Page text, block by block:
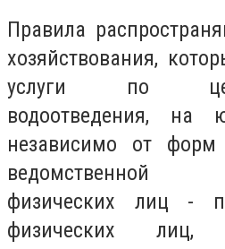
Правила
хозяйствования,
услуги по
водоотведения, на
независимо от форм
ведомственной
физических лиц -
физических лиц,